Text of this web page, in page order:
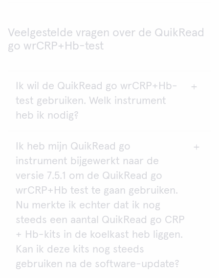
Veelgestelde vragen over de QuikRead
go wrCRP+Hb-test
Ik wil de QuikRead go wrCRP+Hb-
test gebruiken. Welk instrument
heb ik nodig?
QuikRead go wrCRP+Hb-testen kunnen worden
geanalyseerd op het QuikRead go en QuikRead go
Plus Instrument.
Voor het QuikRead go Instrument moet de
softwareversie versie 7.5.1. zijn of nieuwer.
Ik heb mijn QuikRead go
instrument bijgewerkt naar de
versie 7.5.1 om de QuikRead go
wrCRP+Hb test te gaan gebruiken.
Nu merkte ik echter dat ik nog
steeds een aantal QuikRead go CRP
+ Hb-kits in de koelkast heb liggen.
Kan ik deze kits nog steeds
gebruiken na de software-update?